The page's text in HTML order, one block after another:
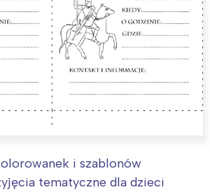
i szablonów
tematyczne dla dzieci